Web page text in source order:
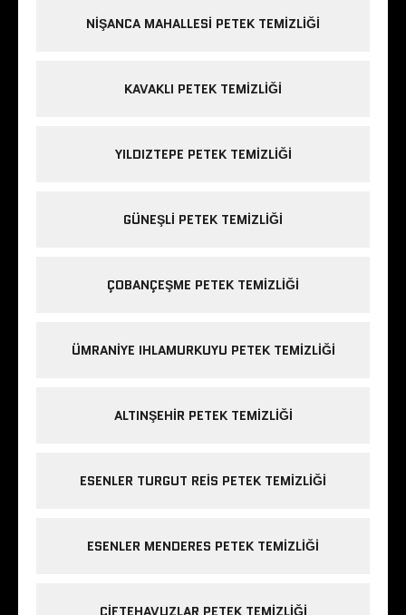
NIŞANCA MAHALLESI PETEK TEMIZLIĞI
KAVAKLI PETEK TEMIZLIĞI
YILDIZTEPE PETEK TEMIZLIĞI
GÜNEŞLI PETEK TEMIZLIĞI
ÇOBANÇEŞME PETEK TEMIZLIĞI
ÜMRANIYE IHLAMURKUYU PETEK TEMIZLIĞI
ALTINŞEHIR PETEK TEMIZLIĞI
ESENLER TURGUT REIS PETEK TEMIZLIĞI
ESENLER MENDERES PETEK TEMIZLIĞI
ÇIFTEHAVUZLAR PETEK TEMIZLIĞI